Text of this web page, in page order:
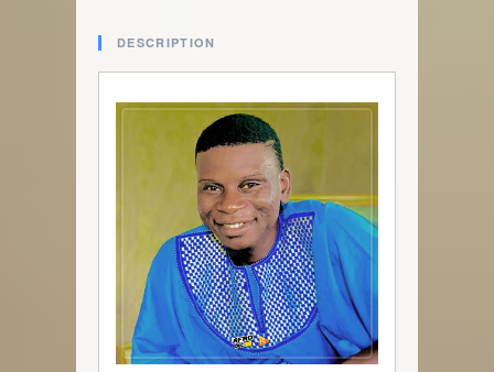
DESCRIPTION